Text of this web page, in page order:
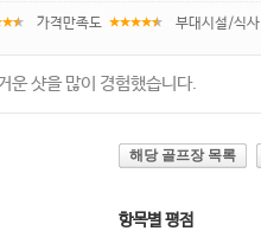
가격만족도 부대시설/식사
운 샷을 많이 경험했습니다.
해당 골프장 목록
항목별 평점